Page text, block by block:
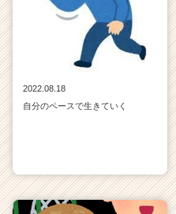
2022.08.18
自分のペースで生きていく